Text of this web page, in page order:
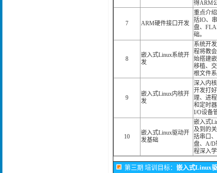
得ARM
7 ARM硬件接口开发
重点介
括IO、
盘、
础。
8
嵌入式Linux系统开
发
系统开
程将教
始搭建
移植、
根文件
9
嵌入式Linux内核开
发
深入内
开发打
理、进
和定时
I/O设备
10
嵌入式Linux驱动开
发基础
嵌入式
及到的
括串口
盘、A/D
程深入
第三期 培训目标： 嵌入式Linux